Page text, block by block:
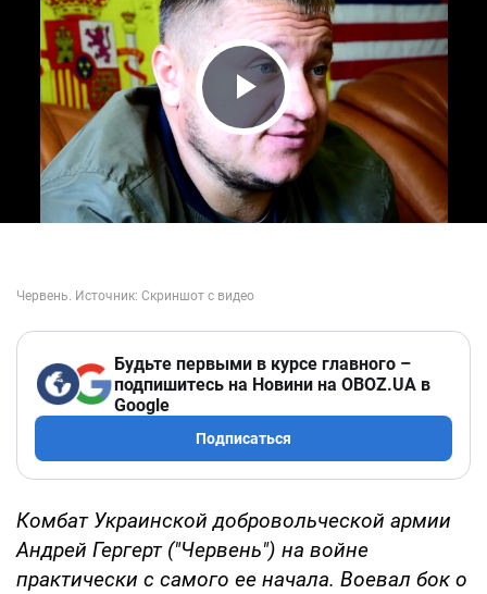
Play Video
Будьте первыми в курсе главного –
подпишитесь на Новини на OBOZ.UA в
Google
Подписаться
Комбат Украинской добровольческой армии
Андрей Гергерт ("Червень") на войне
практически с самого ее начала. Воевал бок о